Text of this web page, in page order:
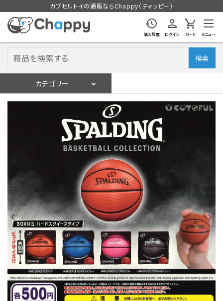
カプセルトイの通販ならChappy（チャッピー）
購入履歴 ログイン カート メニュー
検索
カテゴリー
入荷スケジュールをチェック
カプセルトイマシン本体
カプセルトイ
販促用空カプセル
レンタル
景品・玩具・文具
販促用カプセルトイ